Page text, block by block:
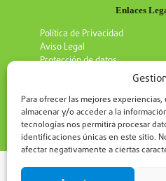
Para ofrecer las mejores
almacenar y/o acceder a la
tecnologías nos permitirá procesar
identificaciones únicas en este sitio.
afectar negativamente a ciertas
Enlaces
Política de Privacidad
Aviso Legal
Protección de datos